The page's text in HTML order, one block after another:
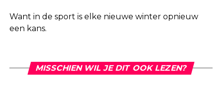
Want in de sport is elke nieuwe winter opnieuw
een kans.
MISSCHIEN WIL JE DIT OOK LEZEN?